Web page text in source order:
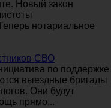
Новый закон
нотариальное
СВО
по поддержке
выездные бригады
Они будут
прямо...